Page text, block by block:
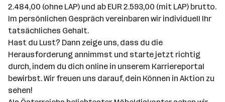
2.484,00 (ohne LAP) und ab EUR 2.593,00 (mit LAP) brutto.
Im persönlichen Gespräch vereinbaren wir individuell Ihr
tatsächliches Gehalt.
Hast du Lust? Dann zeige uns, dass du die
Herausforderung annimmst und starte jetzt richtig
durch, indem du dich online in unserem Karriereportal
bewirbst. Wir freuen uns darauf, dein Können in Aktion zu
sehen!